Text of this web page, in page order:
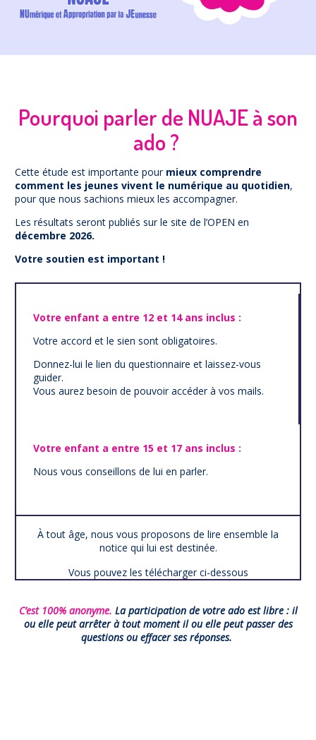
NUAJE : NUmérique et Appropriation par la Jeunesse
Pari Risqué : Prévenir l’addiction aux jeux d’argent en
Contact
Newsletter
Pourquoi parler de NUAJE à son
ado ?
Cette étude est importante pour mieux comprendre
comment les jeunes vivent le numérique au quotidien,
pour que nous sachions mieux les accompagner.
Les résultats seront publiés sur le site de l’OPEN en
décembre 2026.
Votre soutien est important !
Votre enfant a entre 12 et 14 ans inclus :
Votre accord et le sien sont obligatoires.
Donnez-lui le lien du questionnaire et laissez-vous
guider.
Vous aurez besoin de pouvoir accéder à vos mails.
Votre enfant a entre 15 et 17 ans inclus :
Nous vous conseillons de lui en parler.
À tout âge, nous vous proposons de lire ensemble la
notice qui lui est destinée.
Vous pouvez les télécharger ci-dessous
C’est 100% anonyme. La participation de votre ado est libre : il
ou elle peut arrêter à tout moment il ou elle peut passer des
questions ou effacer ses réponses.